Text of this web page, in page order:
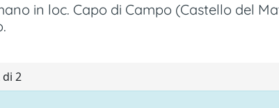
in loc. Capo di Campo (Castello del
2